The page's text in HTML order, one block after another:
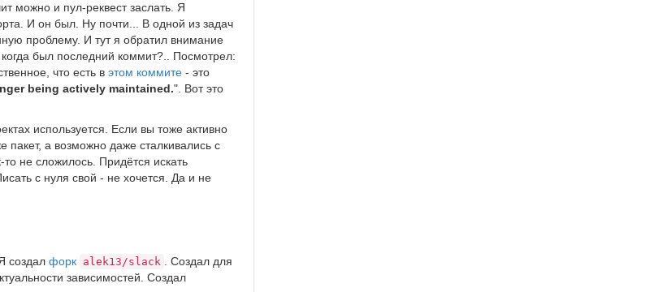
можно и пул-реквест заслать. Я
И он был. Ну почти... В одной из задач
проблему. И тут я обратил внимание
когда был последний коммит?.. Посмотрел:
что есть в этом коммите - это
being actively maintained.". Вот это
используется. Если вы тоже активно
пакет, а возможно даже сталкивались с
не сложилось. Придётся искать
с нуля свой - не хочется. Да и не
создал форк alek13/slack . Создал для
зависимостей. Создал